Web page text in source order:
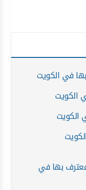
في الكويت
الكويت
الكويت
بها في